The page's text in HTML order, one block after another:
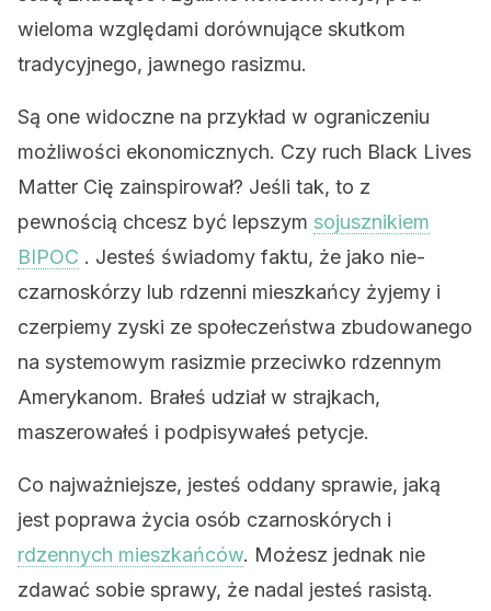
wieloma względami dorównujące skutkom
tradycyjnego, jawnego rasizmu.
Są one widoczne na przykład w ograniczeniu
możliwości ekonomicznych. Czy ruch Black Lives
Matter Cię zainspirował? Jeśli tak, to z
pewnością chcesz być lepszym sojusznikiem
BIPOC . Jesteś świadomy faktu, że jako nie-
czarnoskórzy lub rdzenni mieszkańcy żyjemy i
czerpiemy zyski ze społeczeństwa zbudowanego
na systemowym rasizmie przeciwko rdzennym
Amerykanom. Brałeś udział w strajkach,
maszerowałeś i podpisywałeś petycje.
Co najważniejsze, jesteś oddany sprawie, jaką
jest poprawa życia osób czarnoskórych i
rdzennych mieszkańców. Możesz jednak nie
zdawać sobie sprawy, że nadal jesteś rasistą.